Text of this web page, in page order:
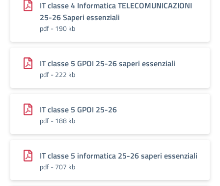
IT classe 4 Informatica TELECOMUNICAZIONI
25-26 Saperi essenziali
pdf - 190 kb
IT classe 5 GPOI 25-26 saperi essenziali
pdf - 222 kb
IT classe 5 GPOI 25-26
pdf - 188 kb
IT classe 5 informatica 25-26 saperi essenziali
pdf - 707 kb